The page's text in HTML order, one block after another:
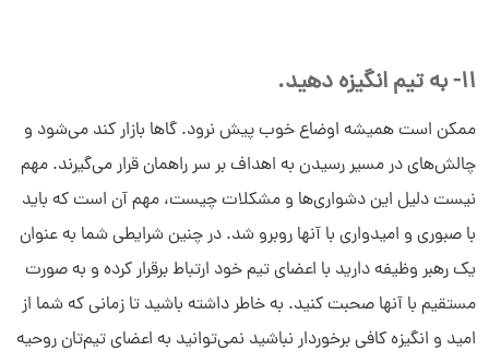
11- به تیم انگیزه دهید.
ممکن است همیشه اوضاع خوب پیش نرود. گاها بازار کند می‌شود و
چالش‌های در مسیر رسیدن به اهداف بر سر راهمان قرار می‌گیرند. مهم
نیست دلیل این دشواری‌ها و مشکلات چیست، مهم آن است که باید
با صبوری و امیدواری با آنها روبرو شد. در چنین شرایطی شما به عنوان
یک رهبر وظیفه دارید با اعضای تیم خود ارتباط برقرار کرده و به صورت
مستقیم با آنها صحبت کنید. به خاطر داشته باشید تا زمانی که شما از
امید و انگیزه کافی برخوردار نباشید نمی‌توانید به اعضای تیم‌تان روحیه